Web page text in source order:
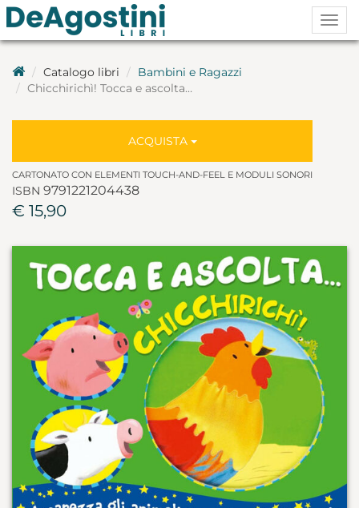
Catalogo libri
Bambini e Ragazzi
Chicchirichì! Tocca e ascolta…
ACQUISTA
CARTONATO CON ELEMENTI TOUCH-AND-FEEL E MODULI SONORI
ISBN 9791221204438
€ 15,90